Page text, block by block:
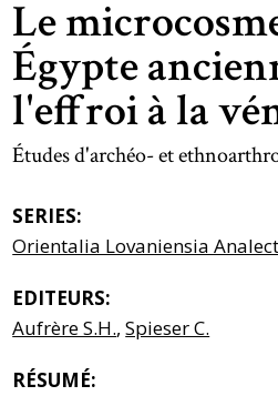
Le
Égypte
l'effroi à la
Études d'archéo- et
SERIES:
Orientalia Lovaniensia
EDITEURS:
Aufrère S.H.,Spieser C.
RÉSUMÉ: